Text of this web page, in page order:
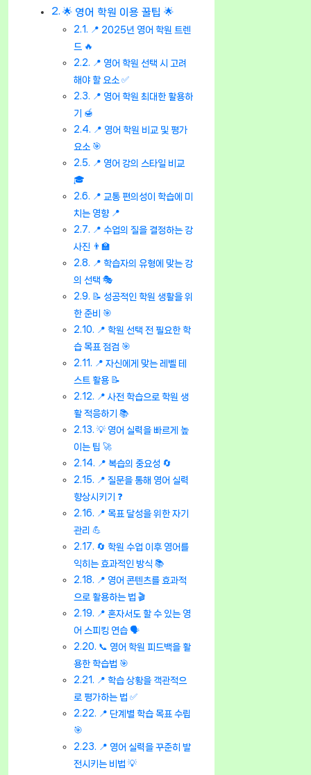
🌟 영어 학원 이용 꿀팁 🌟
📍 2025년 영어 학원 트렌
드 🔥
📍 영어 학원 선택 시 고려
해야 할 요소 ✅
📍 영어 학원 최대한 활용하
기 🍯
📍 영어 학원 비교 및 평가
요소 🎯
📍 영어 강의 스타일 비교
🎓
📍 교통 편의성이 학습에 미
치는 영향 📍
📍 수업의 질을 결정하는 강
사진 👨‍🏫
📍 학습자의 유형에 맞는 강
의 선택 🎭
📝 성공적인 학원 생활을 위
한 준비 🎯
📍 학원 선택 전 필요한 학
습 목표 점검 🎯
📍 자신에게 맞는 레벨 테
스트 활용 📝
📍 사전 학습으로 학원 생
활 적응하기 📚
💡 영어 실력을 빠르게 높
이는 팁 🚀
📍 복습의 중요성 🔄
📍 질문을 통해 영어 실력
향상시키기 ❓
📍 목표 달성을 위한 자기
관리 💪
🔄 학원 수업 이후 영어를
익히는 효과적인 방식 📚
📍 영어 콘텐츠를 효과적
으로 활용하는 법 🎬
📍 혼자서도 할 수 있는 영
어 스피킹 연습 🗣️
📞 영어 학원 피드백을 활
용한 학습법 🎯
📍 학습 상황을 객관적으
로 평가하는 법 ✅
📍 단계별 학습 목표 수립
🎯
📍 영어 실력을 꾸준히 발
전시키는 비법 💡